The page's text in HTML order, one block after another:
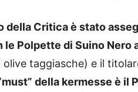
della Critica è stato
le Polpette di Suino Nero
taggiasche) e il
della kermesse è il